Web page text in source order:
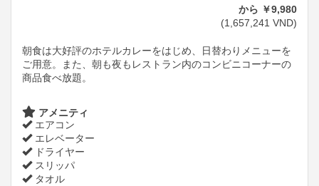
から ￥9,980
(1,657,241 VND)
朝食は大好評のホテルカレーをはじめ、日替わりメニューを
ご用意。また、朝も夜もレストラン内のコンビニコーナーの
商品食べ放題。
アメニティ
エアコン
エレベーター
ドライヤー
スリッパ
タオル